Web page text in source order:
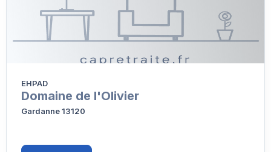
EHPAD
Domaine de l'Olivier
Gardanne 13120